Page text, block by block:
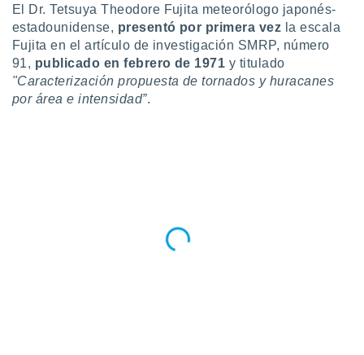
y
más
nuestra
y
El Dr. Tetsuya Theodore Fujita meteorólogo japonés-
estadounidense, presentó por primera vez la escala
Fujita en el artículo de investigación SMRP, número
91, publicado en febrero de 1971 y titulado
"Caracterización propuesta de tornados y huracanes
por área e intensidad”.